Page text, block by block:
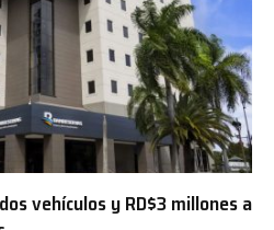
vehículos y RD$3 millones a